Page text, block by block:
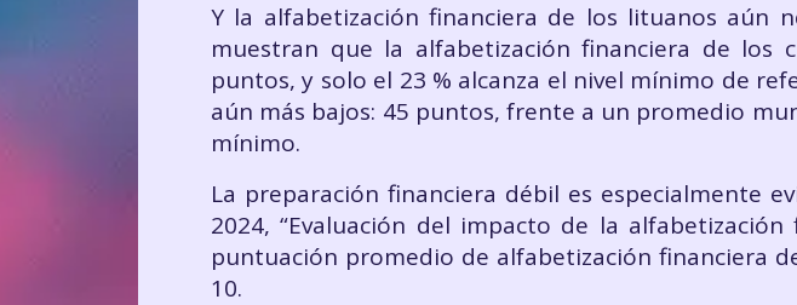
Y la alfabetización financiera de los lituanos aún
muestran que la alfabetización financiera de los
puntos, y solo el 23 % alcanza el nivel mínimo de
aún más bajos: 45 puntos, frente a un promedio
mínimo.
La preparación financiera débil es especialmente
2024, “Evaluación del impacto de la
puntuación promedio de alfabetización financiera
10.